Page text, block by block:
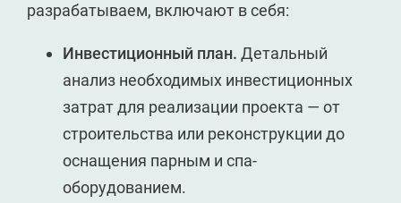
разрабатываем, включают в себя:
Инвестиционный план. Детальный
анализ необходимых инвестиционных
затрат для реализации проекта — от
строительства или реконструкции до
оснащения парным и спа-
оборудованием.